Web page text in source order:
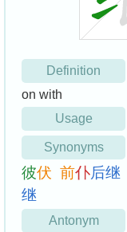
Definition
on with
Usage
Synonyms
彼伏 前仆后继
继
Antonym